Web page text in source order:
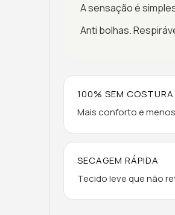
A sensação é
Anti bolhas.
100% SEM COSTURA
Mais conforto e
SECAGEM RÁPIDA
Tecido leve que não